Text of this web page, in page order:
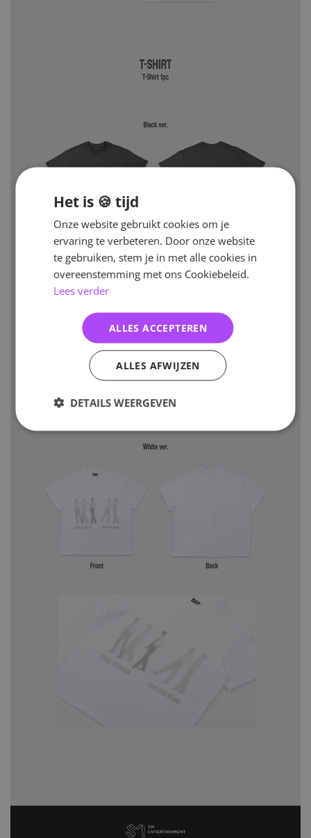
Het is 🍪 tijd
Onze website gebruikt cookies om je
ervaring te verbeteren. Door onze website
te gebruiken, stem je in met alle cookies in
overeenstemming met ons Cookiebeleid.
Lees verder
ALLES ACCEPTEREN
ALLES AFWIJZEN
DETAILS WEERGEVEN